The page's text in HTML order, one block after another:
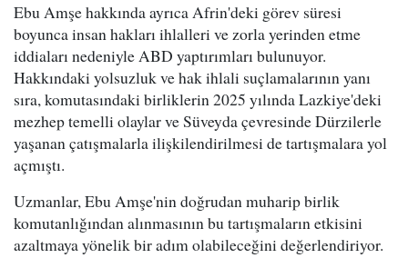
Ebu Amşe hakkında ayrıca Afrin'deki görev süresi
boyunca insan hakları ihlalleri ve zorla yerinden etme
iddiaları nedeniyle ABD yaptırımları bulunuyor.
Hakkındaki yolsuzluk ve hak ihlali suçlamalarının yanı
sıra, komutasındaki birliklerin 2025 yılında Lazkiye'deki
mezhep temelli olaylar ve Süveyda çevresinde Dürzilerle
yaşanan çatışmalarla ilişkilendirilmesi de tartışmalara yol
açmıştı.
Uzmanlar, Ebu Amşe'nin doğrudan muharip birlik
komutanlığından alınmasının bu tartışmaların etkisini
azaltmaya yönelik bir adım olabileceğini değerlendiriyor.